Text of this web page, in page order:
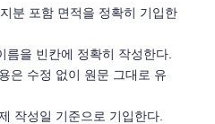
분 포함 면적을 정확히 기입한
름을 빈칸에 정확히 작성한다.
은 수정 없이 원문 그대로 유
작성일 기준으로 기입한다.